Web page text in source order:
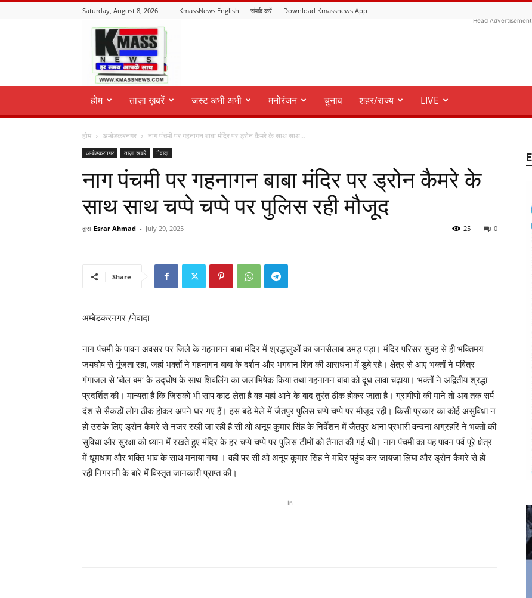
Saturday, August 8, 2026 KmassNews English संपर्क करें Download Kmassnews App
KmassNews
Head Advertisement
होम ताज़ा ख़बरें जस्ट अभी अभी मनोरंजन चुनाव शहर/राज्य LIVE
होम अम्बेडकरनगर नाग पंचमी पर गहनागन बाबा मंदिर पर ड्रोन कैमरे के साथ साथ...
अम्बेडकरनगर ताज़ा ख़बरें नेवादा
नाग पंचमी पर गहनागन बाबा मंदिर पर ड्रोन कैमरे के
साथ साथ चप्पे चप्पे पर पुलिस रही मौजूद
द्वारा Esrar Ahmad - July 29, 2025 0
25
Share
अम्बेडकरनगर /नेवादा
नाग पंचमी के पावन अवसर पर जिले के गहनागन बाबा मंदिर में श्रद्धालुओं का जनसैलाब उमड़ पड़ा। मंदिर परिसर सुबह से ही भक्तिमय
जयघोष से गूंजता रहा, जहां भक्तों ने गहनागन बाबा के दर्शन और भगवान शिव की आराधना में डूबे रहे। क्षेत्र से आए भक्तों ने पवित्र
गंगाजल से ‘बोल बम’ के उद्घोष के साथ शिवलिंग का जलाभिषेक किया तथा गहनागन बाबा को दूध लावा चढ़ाया। भक्तों ने अद्वितीय श्रद्धा
प्रदर्शित की। मान्यता है कि जिसको भी सांप काट लेता है वह यहां आने के बाद तुरंत ठीक होकर जाता है। ग्रामीणों की माने तो अब तक सर्प
दंश से सैकड़ों लोग ठीक होकर अपने घर गए हैं। इस बड़े मेले में जैतपुर पुलिस चप्पे चप्पे पर मौजूद रही। किसी प्रकार का कोई असुविधा न
हो उसके लिए ड्रोन कैमरे से नजर रखी जा रही है सी ओ अनूप कुमार सिंह के निर्देशन में जैतपुर थाना प्रभारी वन्दना अग्रहरि ने भक्तों की
सुविधा और सुरक्षा को ध्यान में रखते हुए मंदिर के हर चप्पे चप्पे पर पुलिस टीमों को तैनात की गई थी। नाग पंचमी का यह पावन पर्व पूरे क्षेत्र
में धूमधाम और भक्ति भाव के साथ मनाया गया । वहीं पर सी ओ अनूप कुमार सिंह ने मंदिर पहुंच कर जायजा लिया और ड्रोन कैमरे से हो
रही निगरानी के बारे में विस्तृत जानकारी प्राप्त की।
In